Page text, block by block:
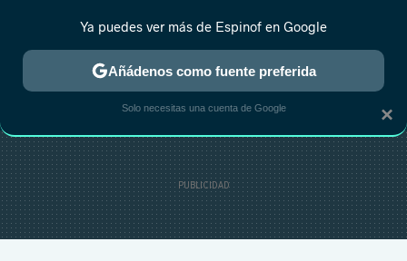
ESTRENOS REALITY ANIME RANKINGS CINE
×
Ya puedes ver más de Espinof en Google
Añádenos como fuente preferida
Solo necesitas una cuenta de Google